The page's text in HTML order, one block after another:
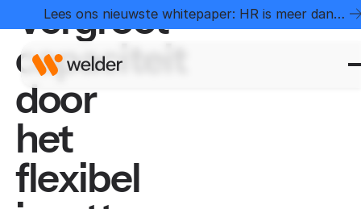
Lees ons nieuwste whitepaper: HR is meer dan
administratie
Vergroot
capaciteit
door
het
flexibel